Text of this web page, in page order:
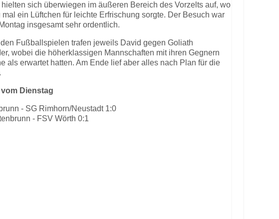
hielten sich überwiegen im äußeren Bereich des Vorzelts auf, wo
mal ein Lüftchen für leichte Erfrischung sorgte. Der Besuch war
insgesamt sehr ordentlich.
Fußballspielen trafen jeweils David gegen Goliath
wobei die höherklassigen Mannschaften mit ihren Gegnern
als erwartet hatten. Am Ende lief aber alles nach Plan für die
vom Dienstag
- SG Rimhorn/Neustadt 1:0
- FSV Wörth 0:1